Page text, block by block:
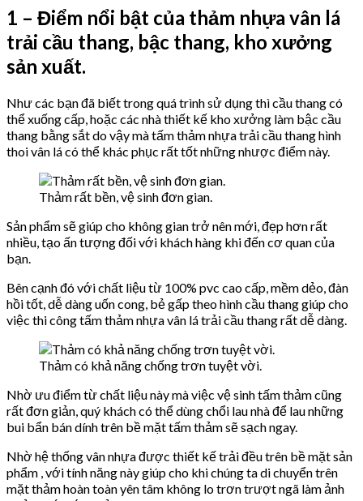
1 – Điểm nổi bật của thảm nhựa vân lá
trải cầu thang, bậc thang, kho xưởng
sản xuất.
Như các bạn đã biết trong quá trình sử dụng thì cầu thang có
thể xuống cấp, hoặc các nhà thiết kế kho xưởng làm bậc cầu
thang bằng sắt do vậy mà tấm thảm nhựa trải cầu thang hình
thoi vân lá có thể khác phục rất tốt những nhược điểm này.
Thảm rất bền, vệ sinh đơn gian.
Sản phẩm sẽ giúp cho không gian trở nên mới, đẹp hơn rất
nhiều, tạo ấn tượng đối với khách hàng khi đến cơ quan của
bạn.
Bên cạnh đó với chất liệu từ 100% pvc cao cấp, mềm dẻo, đàn
hồi tốt, dễ dàng uốn cong, bẻ gấp theo hình cầu thang giúp cho
việc thi công tấm thảm nhựa vân lá trải cầu thang rất dễ dàng.
Thảm có khả năng chống trơn tuyệt vời.
Nhờ ưu điểm từ chất liệu này mà việc vệ sinh tấm thảm cũng
rất đơn giản, quý khách có thể dùng chổi lau nhà để lau những
bui bẩn bán dính trên bề mặt tấm thảm sẽ sạch ngay.
Nhờ hệ thống vân nhựa được thiết kế trải đều trên bề mặt sản
phẩm , với tính năng này giúp cho khi chúng ta di chuyển trên
mặt thảm hoàn toàn yên tâm không lo trơn trượt ngã làm ảnh